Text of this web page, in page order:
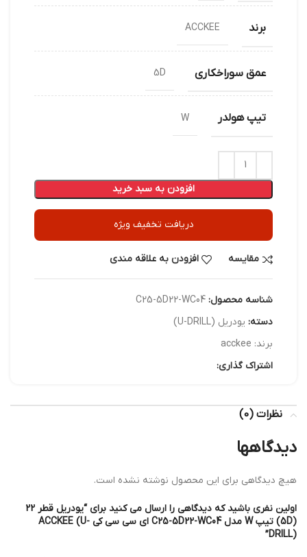
برند ACCKEE
عمق سوراخکاری 5D
تیپ هولدر W
افزودن به سبد خرید
دریافت تخفیف ویژه
مقایسه افزودن به علاقه مندی
شناسه محصول: C25-5D22-WC04
دسته: یودریل (U-DRILL)
برند: acckee
اشتراک گذاری:
نظرات (0)
دیدگاهها
هیچ دیدگاهی برای این محصول نوشته نشده است.
اولین نفری باشید که دیدگاهی را ارسال می کنید برای “یودریل قطر 22
(5D) تیپ W مدل C25-5D22-WC04 ای سی سی کی ACCKEE (U-
DRILL)”